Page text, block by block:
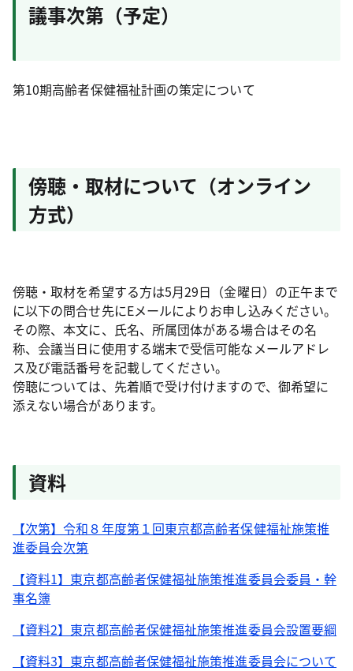
議事次第（予定）
第10期高齢者保健福祉計画の策定について
傍聴・取材について（オンライン
方式）
傍聴・取材を希望する方は5月29日（金曜日）の正午まで
に以下の問合せ先にEメールによりお申し込みください。
その際、本文に、氏名、所属団体がある場合はその名
称、会議当日に使用する端末で受信可能なメールアドレ
ス及び電話番号を記載してください。
傍聴については、先着順で受け付けますので、御希望に
添えない場合があります。
資料
【次第】令和８年度第１回東京都高齢者保健福祉施策推
進委員会次第
【資料1】東京都高齢者保健福祉施策推進委員会委員・幹
事名簿
【資料2】東京都高齢者保健福祉施策推進委員会設置要綱
【資料3】東京都高齢者保健福祉施策推進委員会について